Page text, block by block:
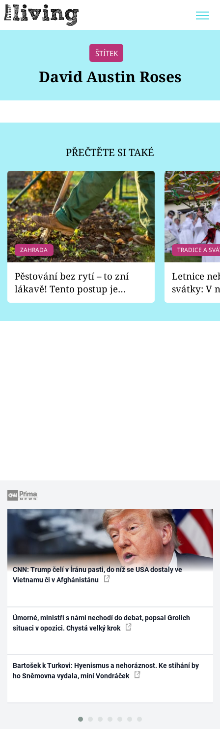
POKOJOVÉ KVĚTINY
ZAHRADA
Témata
Zahrada
Design
Sledujte prima+
Přihlášení
Sledujte nás
ŠTÍTEK
David Austin Roses
PŘEČTĚTE SI TAKÉ
ZAHRADA
Pěstování bez rytí – to zní
lákavě! Tento postup je
vhodný jen pro některé
TRADICE A
Letnice
svátky: V
pondělí
CNN: Trump čelí v Íránu pasti, do níž se USA dostaly ve
Vietnamu či v Afghánistánu
Úmorné, ministři s námi nechodí do debat, popsal Grolich
situaci v opozici. Chystá velký krok
Bartošek k Turkovi: Hyenismus a nehoráznost. Ke stíhání by
ho Sněmovna vydala, míní Vondráček